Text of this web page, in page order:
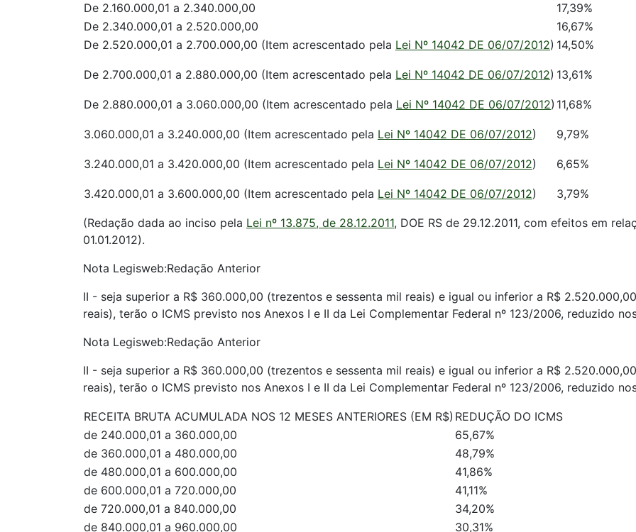
De 2.160.000,01 a 2.340.000,00
17,39%
De 2.340.000,01 a 2.520.000,00
16,67%
De 2.520.000,01 a 2.700.000,00 (Item acrescentado pela Lei Nº 14042 DE 06/07/2012) 14,50%
De 2.700.000,01 a 2.880.000,00 (Item acrescentado pela Lei Nº 14042 DE 06/07/2012) 13,61%
De 2.880.000,01 a 3.060.000,00 (Item acrescentado pela Lei Nº 14042 DE 06/07/2012) 11,68%
3.060.000,01 a 3.240.000,00 (Item acrescentado pela Lei Nº 14042 DE 06/07/2012) 9,79%
3.240.000,01 a 3.420.000,00 (Item acrescentado pela Lei Nº 14042 DE 06/07/2012) 6,65%
3.420.000,01 a 3.600.000,00 (Item acrescentado pela Lei Nº 14042 DE 06/07/2012) 3,79%
(Redação dada ao inciso pela Lei nº 13.875, de 28.12.2011, DOE RS de 29.12.2011, com efeitos em
01.01.2012).
Nota Legisweb:Redação Anterior
II - seja superior a R$ 360.000,00 (trezentos e sessenta mil reais) e igual ou inferior a R$
reais), terão o ICMS previsto nos Anexos I e II da Lei Complementar Federal nº 123/2006, reduzido
Nota Legisweb:Redação Anterior
II - seja superior a R$ 360.000,00 (trezentos e sessenta mil reais) e igual ou inferior a R$
reais), terão o ICMS previsto nos Anexos I e II da Lei Complementar Federal nº 123/2006, reduzido
RECEITA BRUTA ACUMULADA NOS 12 MESES ANTERIORES (EM R$) REDUÇÃO DO ICMS
de 240.000,01 a 360.000,00
65,67%
de 360.000,01 a 480.000,00
48,79%
de 480.000,01 a 600.000,00
41,86%
de 600.000,01 a 720.000,00
41,11%
de 720.000,01 a 840.000,00
34,20%
de 840.000,01 a 960.000,00
30,31%